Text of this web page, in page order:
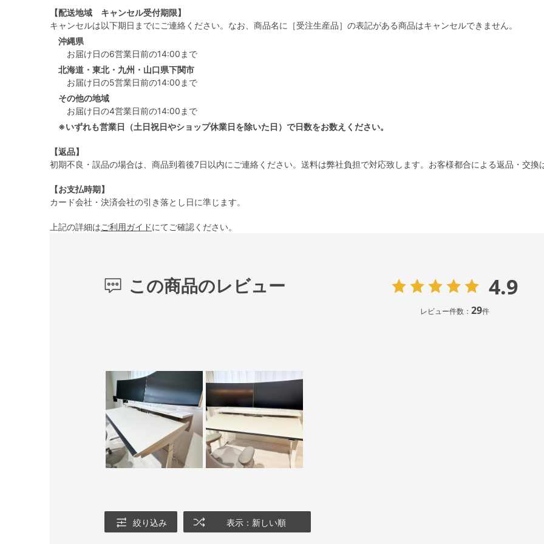
【配送地域 キャンセル受付期限】
キャンセルは以下期日までにご連絡ください。なお、商品名に［受注生産品］の表記がある商品はキャンセルできません。
沖縄県
お届け日の6営業日前の14:00まで
北海道・東北・九州・山口県下関市
お届け日の5営業日前の14:00まで
その他の地域
お届け日の4営業日前の14:00まで
※いずれも営業日（土日祝日やショップ休業日を除いた日）で日数をお数えください。
【返品】
初期不良・誤品の場合は、商品到着後7日以内にご連絡ください。送料は弊社負担で対応致します。お客様都合による返品・交換
【お支払時期】
カード会社・決済会社の引き落とし日に準じます。
上記の詳細はご利用ガイドにてご確認ください。
この商品のレビュー 4.9
レビュー件数： 29件
絞り込み 表示：新しい順